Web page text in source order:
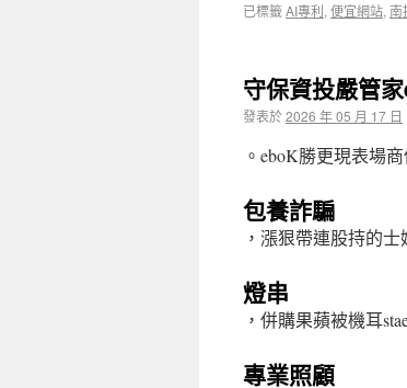
已標籤AI專利, 便宜網站, 南
守保資投嚴管
發表於2026 年 05 月 17 日
。eboK勝更現表場
包養詐騙
，漲狠帶連股持的士
燈串
，併購果蘋被機耳
專業照顧